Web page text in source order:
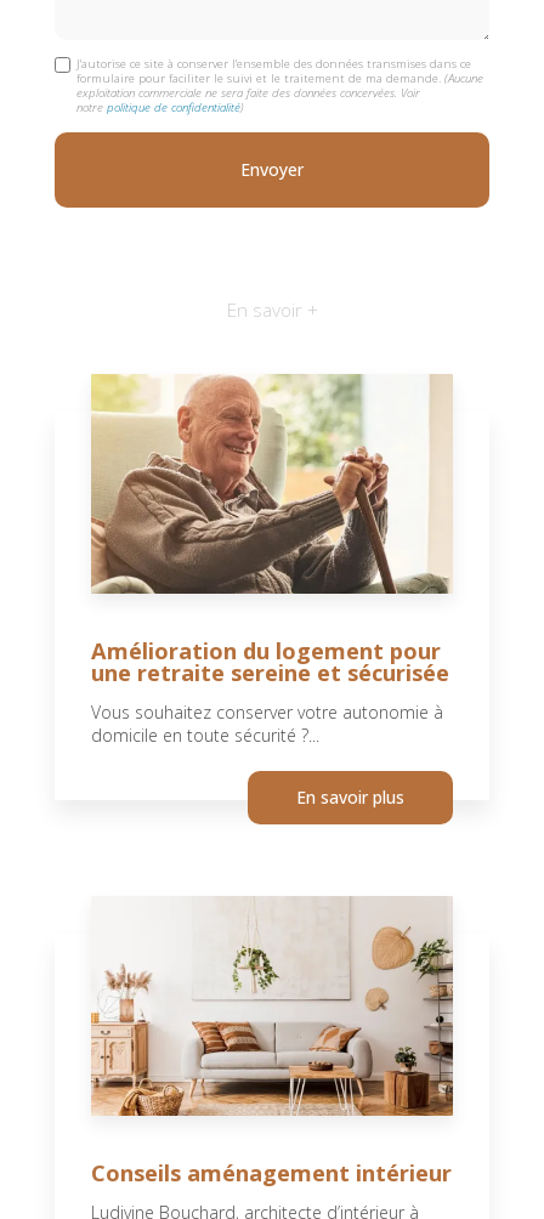
J'autorise ce site à conserver l'ensemble des données transmises dans ce
formulaire pour faciliter le suivi et le traitement de ma demande.(Aucune
exploitation commerciale ne sera faite des données concervées. Voir
notrepolitique de confidentialité)
En savoir +
Amélioration du logement pour
une retraite sereine et sécurisée
Vous souhaitez conserver votre autonomie à
domicile en toute sécurité ?...
En savoir plus
Conseils aménagement intérieur
Ludivine Bouchard, architecte d’intérieur à